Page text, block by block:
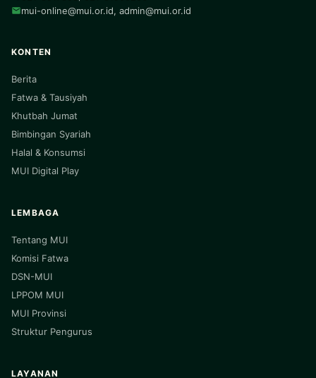
mui-online@mui.or.id, admin@mui.or.id
KONTEN
Berita
Fatwa & Tausiyah
Khutbah Jumat
Bimbingan Syariah
Halal & Konsumsi
MUI Digital Play
LEMBAGA
Tentang MUI
Komisi Fatwa
DSN-MUI
LPPOM MUI
MUI Provinsi
Struktur Pengurus
LAYANAN